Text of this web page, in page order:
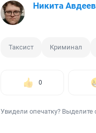
Никита Авдеев
Таксист Криминал
0
Увидели опечатку? Выделите